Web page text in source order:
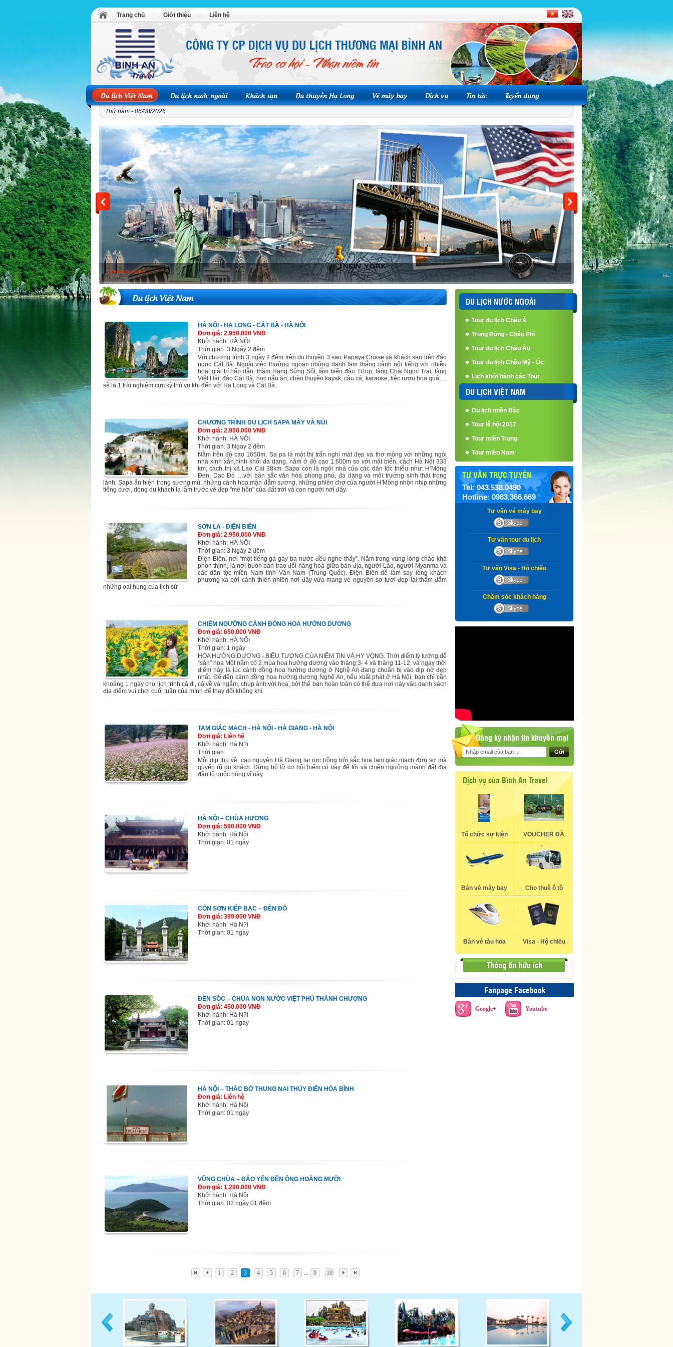
Trang chủ Giới thiệu Liên hệ
Du lịch Việt Nam Du lịch nước ngoài Khách sạn Du thuyền Hạ Long Vé máy bay Dịch vụ Tin tức Tuyển dụng
Thứ năm - 06/08/2026
Xem chi tiết »
Du lịch Việt Nam
HÀ NỘI - HẠ LONG - CÁT BÀ - HÀ NỘI
Đơn giá: 2.950.000 VNĐ
Khởi hành: HÀ NÔI
Thời gian: 3 Ngày 2 đêm
Với chương trình 3 ngày 2 đêm trên du thuyền 3 sao Papaya Cruise và khách sạn trên đảo
ngọc Cát Bà. Ngoài việc thưởng ngoạn những danh lam thắng cảnh nổi tiếng với nhiều
hoạt giải trí hấp dẫn: thăm Hang Sửng Sốt, tắm biển đảo TiTop, làng Chài Ngọc Trai, làng
Việt Hải, đảo Cát Bà, học nấu ăn, chèo thuyền kayak, câu cá, karaoke, tiệc rượu hoa quả,…
sẽ là 1 trải nghiệm cực kỳ thú vụ khi đến với Hạ Long và Cát Bà.
CHƯƠNG TRÌNH DU LỊCH SAPA MÂY VÀ NÚI
Đơn giá: 2.950.000 VNĐ
Khởi hành: HÀ NÔI
Thời gian: 3 Ngày 2 đêm
Nằm trên độ cao 1650m, Sa pa là một thị trấn nghỉ mát đẹp và thơ mộng với những ngôi
nhà xinh xắn,hình khối đa dạng, nằm ở độ cao 1.600m so với mặt biển, cách Hà Nội 333
km, cách thị xã Lào Cai 38km. Sapa còn là ngôi nhà của các dân tộc thiểu như: H’Mông
Đen, Dao Đỏ …với bản sắc văn hóa phong phú, đa dạng và môi trường sinh thái trong
lành. Sapa ẩn hiện trong sương mù, những cành hoa mận đẫm sương, những phiên chợ của người H'Mông nhộn nhịp những
tiếng cười, dòng du khách lạ lẫm trước vẻ đẹp "mê hồn" của đất trời và con người nơi đây.
SƠN LA - ĐIỆN BIÊN
Đơn giá: 2.950.000 VNĐ
Khởi hành: HÀ NÔI
Thời gian: 3 Ngày 2 đêm
Điện Biên, nơi “một tiếng gà gáy ba nước đều nghe thấy”. Nằm trong vùng lòng chảo khá
phồn thịnh, là nơi buôn bán trao đổi hàng hoá giữa bản địa, người Lào, người Myanma và
các dân tộc miền Nam tỉnh Vân Nam (Trung Quốc). Điện Biên dễ làm say lòng khách
phương xa bởi cảnh thiên nhiên nơi đây vừa mang vẻ nguyên sơ tươi đẹp lại thấm đẫm
những oai hùng của lịch sử
CHIÊM NGƯỠNG CÁNH ĐỒNG HOA HƯỚNG DƯƠNG
Đơn giá: 650.000 VNĐ
Khởi hành: HÀ NÔI
Thời gian: 1 ngày
HOA HƯỚNG DƯƠNG - BIỂU TƯỢNG CỦA NIỀM TIN VÀ HY VỌNG. Thời điểm lý tưởng để
“săn” hoa Một năm có 2 mùa hoa hướng dương vào tháng 3- 4 và tháng 11-12, và ngay thời
điểm này là lúc cánh đồng hoa hướng dương ở Nghệ An đang chuẩn bị vào dịp nở đẹp
nhất. Để đến cánh đồng hoa hướng dương Nghệ An, nếu xuất phát ở Hà Nội, bạn chỉ cần
khoảng 1 ngày cho lịch trình cả đi, cả về và ngắm, chụp ảnh với hoa, bởi thế bạn hoàn toàn có thể đưa nơi này vào danh sách
địa điểm vui chơi cuối tuần của mình để thay đổi không khí.
TAM GIÁC MẠCH - HÀ NỘI - HÀ GIANG - HÀ NỘI
Đơn giá: Liên hệ
Khởi hành: Hà N?i
Thời gian:
Mỗi dịp thu về, cao nguyên Hà Giang lại rực hồng bởi sắc hoa tam giác mạch đơn sơ mà
quyến rũ du khách. Đừng bỏ lỡ cơ hội hiếm có này để tới và chiên ngưỡng mảnh đất địa
đầu tổ quốc hùng vĩ này
HÀ NỘI – CHÙA HƯƠNG
Đơn giá: 590.000 VNĐ
Khởi hành: Hà Nội
Thời gian: 01 ngày
CÔN SƠN KIẾP BẠC – ĐỀN ĐÔ
Đơn giá: 399.000 VNĐ
Khởi hành: Hà N?i
Thời gian: 01 ngày
ĐỀN SÓC – CHÙA NON NƯỚC VIỆT PHỦ THÀNH CHƯƠNG
Đơn giá: 450.000 VNĐ
Khởi hành: Hà N?i
Thời gian: 01 ngày
HÀ NỘI – THÁC BỜ THUNG NAI THỦY ĐIỆN HÒA BÌNH
Đơn giá: Liên hệ
Khởi hành: Hà Nội
Thời gian: 01 ngày
VŨNG CHÙA – ĐẢO YẾN ĐỀN ÔNG HOÀNG MƯỜI
Đơn giá: 1.290.000 VNĐ
Khởi hành: Hà Nội
Thời gian: 02 ngày 01 đêm
1 2 3 4 5 6 7 9 10
DU LỊCH NƯỚC NGOÀI
Tour du lịch Châu Á
Trung Đông - Châu Phi
Tour du lịch Châu Âu
Tour du lịch Châu Mỹ - Úc
Lịch khởi hành các Tour
DU LỊCH VIỆT NAM
Du lịch miền Bắc
Tour lễ hội 2017
Tour miền Trung
Tour miền Nam
TƯ VẤN TRỰC TUYẾN
Tel: 043.538.0490
Hotline: 0983.366.669
Tư vấn vé máy bay
Tư vấn tour du lịch
Tư vấn Visa - Hộ chiếu
Chăm sóc khách hàng
Đăng ký nhận tin khuyến mại
Gửi
Dịch vụ của Bình An Travel
Tổ chức sự kiện VOUCHER ĐÀ
NẴNG
Bán vé máy bay Cho thuê ô tô
Bán vé tàu hỏa Visa - Hộ chiếu
Thông tin hữu ích
Fanpage Facebook
Google+ Youtube